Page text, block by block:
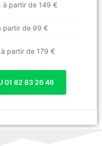
à partir de 149 €
partir de 99 €
partir de 179 €
01 82 83 26 46